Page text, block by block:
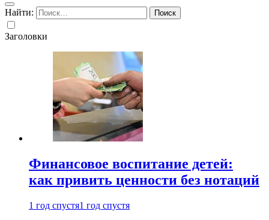
Найти:
Заголовки
Финансовое воспитание детей:
как привить ценности без нотаций
1 год спустя1 год спустя